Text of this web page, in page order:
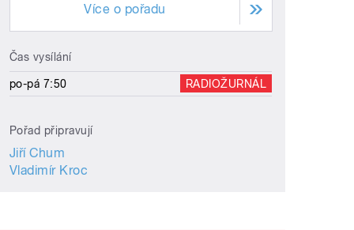
Více o pořadu
Čas vysílání
po-pá 7:50 RADIOŽURNÁL
Pořad připravují
Jiří Chum
Vladimír Kroc